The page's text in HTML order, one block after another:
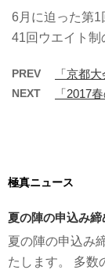
6月に迫った第1
41回ウエイト制
PREV 「京都
NEXT 「2017
極真ニュース
夏の陣の申込み
夏の陣の申込み
たします。 多数